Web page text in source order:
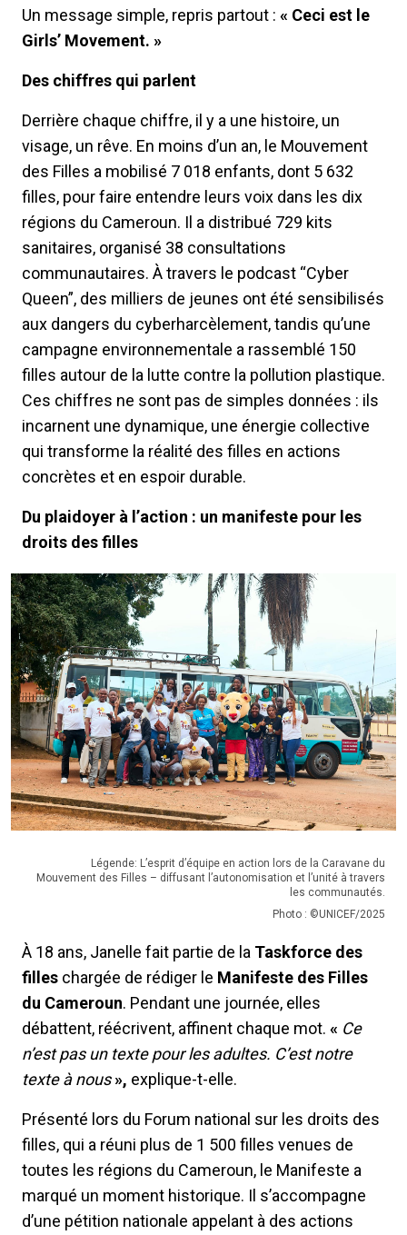
Un message simple, repris partout : « Ceci est le
Girls’ Movement. »
Des chiffres qui parlent
Derrière chaque chiffre, il y a une histoire, un
visage, un rêve. En moins d’un an, le Mouvement
des Filles a mobilisé 7 018 enfants, dont 5 632
filles, pour faire entendre leurs voix dans les dix
régions du Cameroun. Il a distribué 729 kits
sanitaires, organisé 38 consultations
communautaires. À travers le podcast “Cyber
Queen”, des milliers de jeunes ont été sensibilisés
aux dangers du cyberharcèlement, tandis qu’une
campagne environnementale a rassemblé 150
filles autour de la lutte contre la pollution plastique.
Ces chiffres ne sont pas de simples données : ils
incarnent une dynamique, une énergie collective
qui transforme la réalité des filles en actions
concrètes et en espoir durable.
Du plaidoyer à l’action : un manifeste pour les
droits des filles
Légende: L’esprit d’équipe en action lors de la Caravane du
Mouvement des Filles – diffusant l’autonomisation et l’unité à travers
les communautés.
Photo : ©UNICEF/2025
À 18 ans, Janelle fait partie de la Taskforce des
filles chargée de rédiger le Manifeste des Filles
du Cameroun. Pendant une journée, elles
débattent, réécrivent, affinent chaque mot. « Ce
n’est pas un texte pour les adultes. C’est notre
texte à nous», explique-t-elle.
Présenté lors du Forum national sur les droits des
filles, qui a réuni plus de 1 500 filles venues de
toutes les régions du Cameroun, le Manifeste a
marqué un moment historique. Il s’accompagne
d’une pétition nationale appelant à des actions